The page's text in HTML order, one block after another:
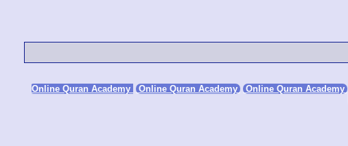
Online Quran Academy Online Quran Academy